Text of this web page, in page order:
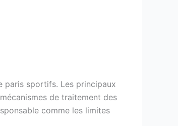
paris sportifs. Les principaux
de traitement des
comme les limites